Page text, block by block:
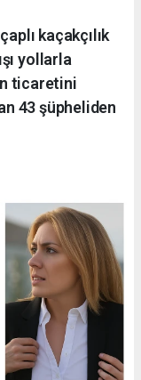
kaçakçılık
yollarla
ticaretini
43 şüpheliden